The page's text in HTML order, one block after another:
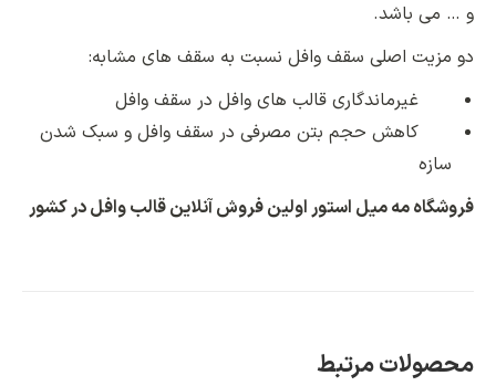
و … می باشد.
دو مزیت اصلی سقف وافل نسبت به سقف های مشابه:
غیرماندگاری قالب های وافل در سقف وافل
کاهش حجم بتن مصرفی در سقف وافل و سبک شدن
سازه
فروشگاه مه میل استور اولین فروش آنلاین قالب وافل در کشور
محصولات مرتبط